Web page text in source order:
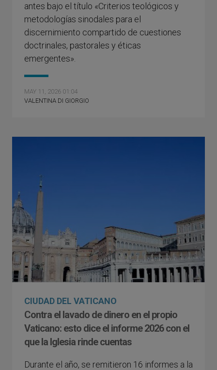
antes bajo el título «Criterios teológicos y
metodologías sinodales para el
discernimiento compartido de cuestiones
doctrinales, pastorales y éticas
emergentes».
MAY 11, 2026 01:04
VALENTINA DI GIORGIO
CIUDAD DEL VATICANO
Contra el lavado de dinero en el propio
Vaticano: esto dice el informe 2026 con el
que la Iglesia rinde cuentas
Durante el año, se remitieron 16 informes a la